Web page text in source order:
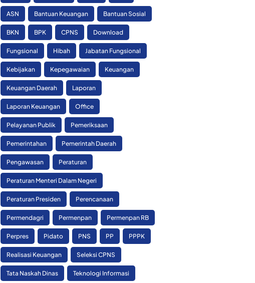
ASN Bantuan Keuangan Bantuan Sosial
BKN BPK CPNS Download
Fungsional Hibah Jabatan Fungsional
Kebijakan Kepegawaian Keuangan
Keuangan Daerah Laporan
Laporan Keuangan Office
Pelayanan Publik Pemeriksaan
Pemerintahan Pemerintah Daerah
Pengawasan Peraturan
Peraturan Menteri Dalam Negeri
Peraturan Presiden Perencanaan
Permendagri Permenpan Permenpan RB
Perpres Pidato PNS PP PPPK
Realisasi Keuangan Seleksi CPNS
Tata Naskah Dinas Teknologi Informasi